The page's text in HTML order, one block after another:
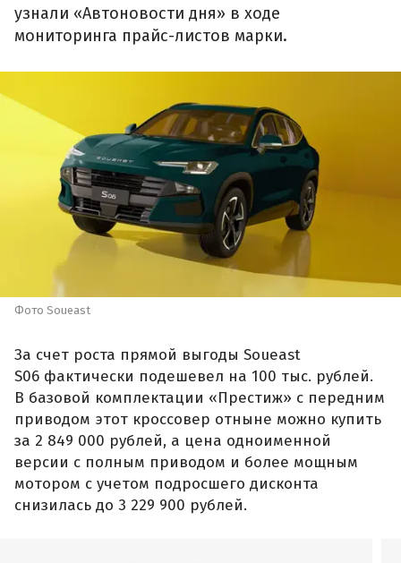
узнали «Автоновости дня» в ходе
мониторинга прайс-листов марки.
Фото Soueast
За счет роста прямой выгоды Soueast
S06 фактически подешевел на 100 тыс. рублей.
В базовой комплектации «Престиж» с передним
приводом этот кроссовер отныне можно купить
за 2 849 000 рублей, а цена одноименной
версии с полным приводом и более мощным
мотором с учетом подросшего дисконта
снизилась до 3 229 900 рублей.